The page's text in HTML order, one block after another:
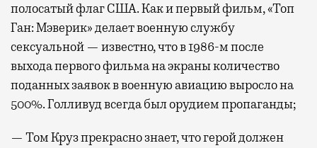
полосатый флаг США. Как и первый фильм, «Топ
Ган: Мэверик» делает военную службу
сексуальной — известно, что в 1986-м после
выхода первого фильма на экраны количество
поданных заявок в военную авиацию выросло на
500%. Голливуд всегда был орудием пропаганды;
— Том Круз прекрасно знает, что герой должен